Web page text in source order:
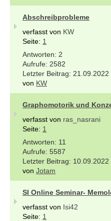
Abschreibprobleme
verfasst von KW
Seite: 1
2
2582
21.09.2022
von KW
Graphomotorik und
verfasst von ras_nasrani
Seite: 1
11
5587
10.09.2022
von Jotam
SI Online Seminar-
verfasst von Isi42
Seite: 1